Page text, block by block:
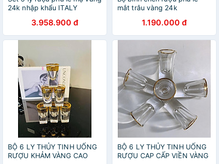
24k nhập khẩu ITALY
Italy CRISTAL 6612
3.958.900 đ
mắt trâu vàng 24k
1.190.000 đ
BỘ 6 LY THỦY TINH UỐNG
RƯỢU KHẢM VÀNG CAO
BỘ 6 LY THỦY TINH UỐNG
RƯỢU CAP CẤP VIỀN VÀNG